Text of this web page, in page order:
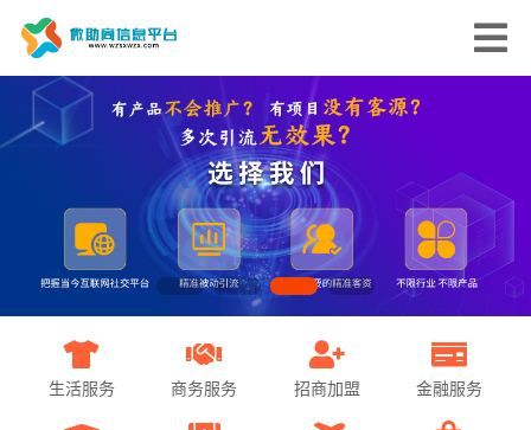
生活服务 商务服务 招商加盟 金融服务